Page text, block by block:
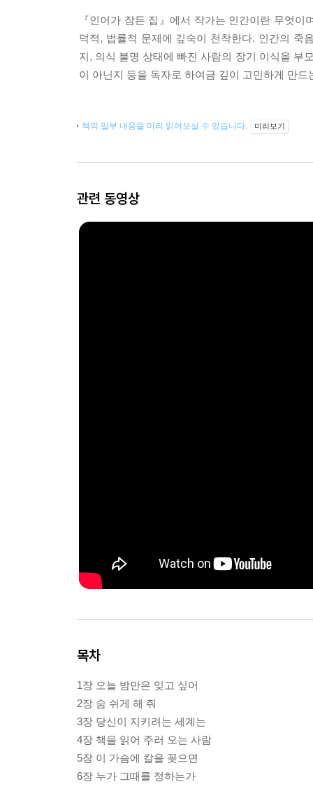
『인어가 잠든 집』에서 작가는 인간이란 무엇
덕적, 법률적 문제에 깊숙이 천착한다. 인간의 죽
지, 의식 불명 상태에 빠진 사람의 장기 이식을 부
이 아닌지 등을 독자로 하여금 깊이 고민하게 만드
책의 일부 내용을 미리 읽어보실 수 있습니다. 미리보기
관련 동영상
목차
1장 오늘 밤만은 잊고 싶어
2장 숨 쉬게 해 줘
3장 당신이 지키려는 세계는
4장 책을 읽어 주러 오는 사람
5장 이 가슴에 칼을 꽂으면
6장 누가 그때를 정하는가